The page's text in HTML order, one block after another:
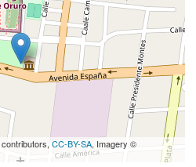
contributors,CC-BY-SA, Imagery ©